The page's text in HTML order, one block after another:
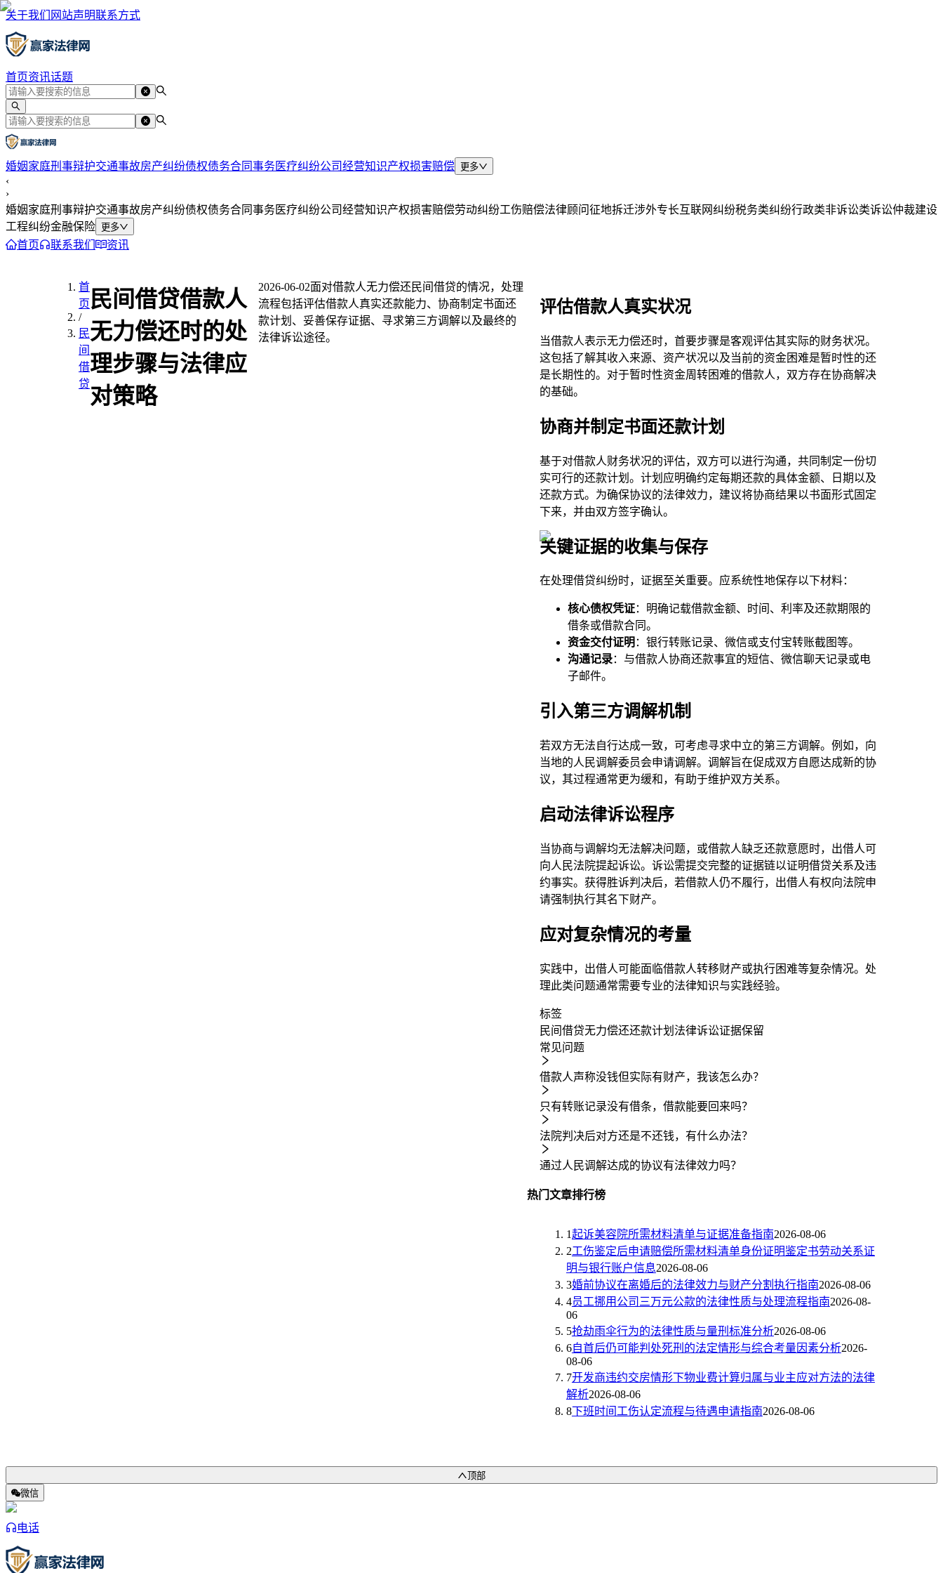
关于我们 网站声明联系方式
首页资讯话题
婚姻家庭刑事辩护交通事故房产纠纷债权债务合同事务医疗纠纷公司经营知识产权损害赔偿 更多
‹
›
婚姻家庭刑事辩护交通事故房产纠纷债权债务合同事务医疗纠纷公司经营知识产权损害赔偿劳动纠纷工伤赔偿法律顾问征地拆迁涉外专长互联网纠纷税务类纠纷行政类非诉讼类诉讼仲裁建设
工程纠纷金融保险 更多
首页 联系我们 资讯
首
页
/
民
间
借
贷
民间借贷借款人
无力偿还时的处
理步骤与法律应
对策略
2026-06-02面对借款人无力偿还民间借贷的情况，处理
流程包括评估借款人真实还款能力、协商制定书面还
款计划、妥善保存证据、寻求第三方调解以及最终的
法律诉讼途径。
评估借款人真实状况
当借款人表示无力偿还时，首要步骤是客观评估其实际的财务状况。
这包括了解其收入来源、资产状况以及当前的资金困难是暂时性的还
是长期性的。对于暂时性资金周转困难的借款人，双方存在协商解决
的基础。
协商并制定书面还款计划
基于对借款人财务状况的评估，双方可以进行沟通，共同制定一份切
实可行的还款计划。计划应明确约定每期还款的具体金额、日期以及
还款方式。为确保协议的法律效力，建议将协商结果以书面形式固定
下来，并由双方签字确认。
关键证据的收集与保存
在处理借贷纠纷时，证据至关重要。应系统性地保存以下材料：
核心债权凭证：明确记载借款金额、时间、利率及还款期限的
借条或借款合同。
资金交付证明 ：银行转账记录、微信或支付宝转账截图等。
沟通记录：与借款人协商还款事宜的短信、微信聊天记录或电
子邮件。
引入第三方调解机制
若双方无法自行达成一致，可考虑寻求中立的第三方调解。例如，向
当地的人民调解委员会申请调解。调解旨在促成双方自愿达成新的协
议，其过程通常更为缓和，有助于维护双方关系。
启动法律诉讼程序
当协商与调解均无法解决问题，或借款人缺乏还款意愿时，出借人可
向人民法院提起诉讼。诉讼需提交完整的证据链以证明借贷关系及违
约事实。获得胜诉判决后，若借款人仍不履行，出借人有权向法院申
请强制执行其名下财产。
应对复杂情况的考量
实践中，出借人可能面临借款人转移财产或执行困难等复杂情况。处
理此类问题通常需要专业的法律知识与实践经验。
标签
民间借贷无力偿还还款计划 法律诉讼证据保留
常见问题
借款人声称没钱但实际有财产，我该怎么办？
只有转账记录没有借条，借款能要回来吗？
法院判决后对方还是不还钱，有什么办法？
通过人民调解达成的协议有法律效力吗？
热门文章排行榜
1起诉美容院所需材料清单与证据准备指南2026-08-06
2工伤鉴定后申请赔偿所需材料清单身份证明鉴定书劳动关系证
明与银行账户信息2026-08-06
3婚前协议在离婚后的法律效力与财产分割执行指南2026-08-06
4员工挪用公司三万元公款的法律性质与处理流程指南2026-08-
06
5抢劫雨伞行为的法律性质与量刑标准分析2026-08-06
6自首后仍可能判处死刑的法定情形与综合考量因素分析2026-
08-06
7开发商违约交房情形下物业费计算归属与业主应对方法的法律
解析2026-08-06
8下班时间工伤认定流程与待遇申请指南2026-08-06
顶部
微信
电话